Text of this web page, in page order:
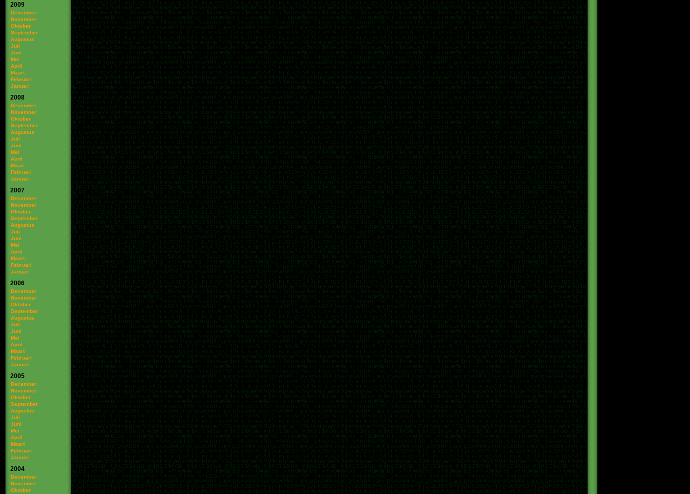
2009
December
November
Oktober
September
Augustus
Juli
Juni
Mei
April
Maart
Februari
Januari
2008
December
November
Oktober
September
Augustus
Juli
Juni
Mei
April
Maart
Februari
Januari
2007
December
November
Oktober
September
Augustus
Juli
Juni
Mei
April
Maart
Februari
Januari
2006
December
November
Oktober
September
Augustus
Juli
Juni
Mei
April
Maart
Februari
Januari
2005
December
November
Oktober
September
Augustus
Juli
Juni
Mei
April
Maart
Februari
Januari
2004
December
November
Oktober